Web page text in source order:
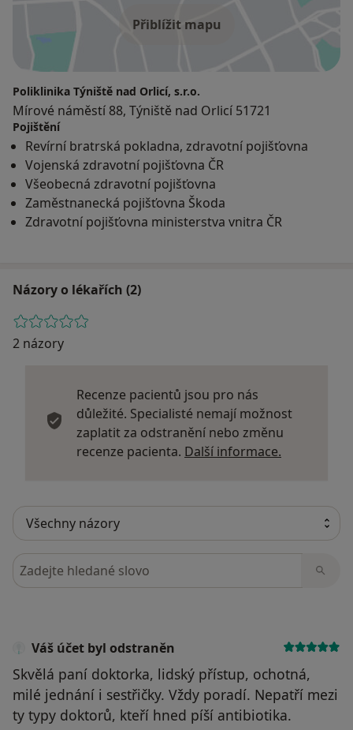
Přiblížit mapu
Poliklinika Týniště nad Orlicí, s.r.o.
Mírové náměstí 88, Týniště nad Orlicí 51721
Pojištění
Revírní bratrská pokladna, zdravotní pojišťovna
Vojenská zdravotní pojišťovna ČR
Všeobecná zdravotní pojišťovna
Zaměstnanecká pojišťovna Škoda
Zdravotní pojišťovna ministerstva vnitra ČR
Názory o lékařích (2)
2 názory
Recenze pacientů jsou pro nás
důležité. Specialisté nemají možnost
zaplatit za odstranění nebo změnu
recenze pacienta. Další informace.
Hledejte v názorech
Váš účet byl odstraněn
Skvělá paní doktorka, lidský přístup, ochotná,
milé jednání i sestřičky. Vždy poradí. Nepatří mezi
ty typy doktorů, kteří hned píší antibiotika.